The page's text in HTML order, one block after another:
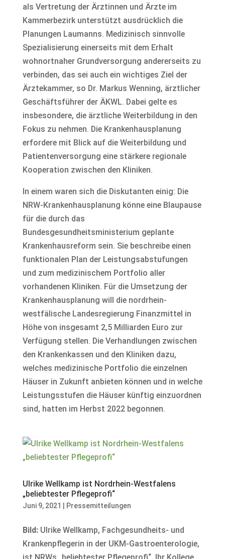
als Vertretung der Ärztinnen und Ärzte im
Kammerbezirk unterstützt ausdrücklich die
Planungen Laumanns. Medizinisch sinnvolle
Spezialisierung einerseits mit dem Erhalt
wohnortnaher Grundversorgung andererseits zu
verbinden, das sei auch ein wichtiges Ziel der
Ärztekammer, so Dr. Markus Wenning, ärztlicher
Geschäftsführer der ÄKWL. Dabei gelte es
insbesondere, die ärztliche Weiterbildung in den
Fokus zu nehmen. Die Krankenhausplanung
erfordere mit Blick auf die Weiterbildung und
Patientenversorgung eine stärkere regionale
Kooperation zwischen den Kliniken.
In einem waren sich die Diskutanten einig: Die
NRW-Krankenhausplanung könne eine Blaupause
für die durch das
Bundesgesundheitsministerium geplante
Krankenhausreform sein. Sie beschreibe einen
funktionalen Plan der Leistungsabstufungen
und zum medizinischem Portfolio aller
vorhandenen Kliniken. Für die Umsetzung der
Krankenhausplanung will die nordrhein-
westfälische Landesregierung Finanzmittel in
Höhe von insgesamt 2,5 Milliarden Euro zur
Verfügung stellen. Die Verhandlungen zwischen
den Krankenkassen und den Kliniken dazu,
welches medizinische Portfolio die einzelnen
Häuser in Zukunft anbieten können und in welche
Leistungsstufen die Häuser künftig einzuordnen
sind, hatten im Herbst 2022 begonnen.
Ulrike Wellkamp ist Nordrhein-Westfalens
„beliebtester Pflegeprofi“
Juni 9, 2021 Pressemitteilungen
Bild:Ulrike Wellkamp, Fachgesundheits- und
Krankenpflegerin in der UKM-Gastroenterologie,